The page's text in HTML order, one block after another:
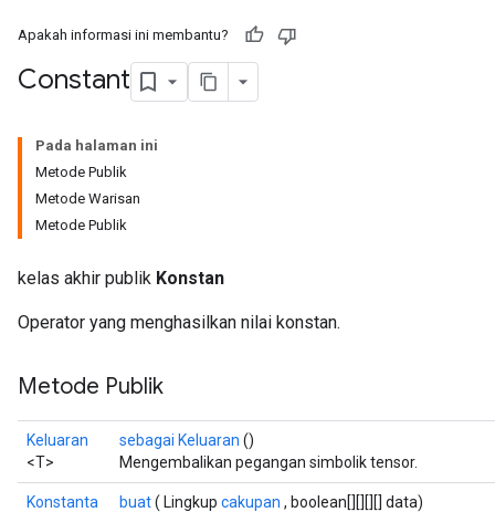
Apakah informasi ini membantu?
Constant
Pada halaman ini
Metode Publik
Metode Warisan
Metode Publik
kelas akhir publik Konstan
Operator yang menghasilkan nilai konstan.
Metode Publik
Keluaran
<T>
sebagai Keluaran ()
Mengembalikan pegangan simbolik tensor.
Konstanta
buat( Lingkup cakupan , boolean[][][][] data)